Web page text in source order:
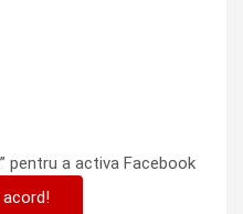
pentru a activa Facebook